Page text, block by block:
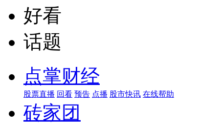
好看
话题
点掌财经
股票直播 回看 预告 点播 股市快讯 在线帮助
砖家团